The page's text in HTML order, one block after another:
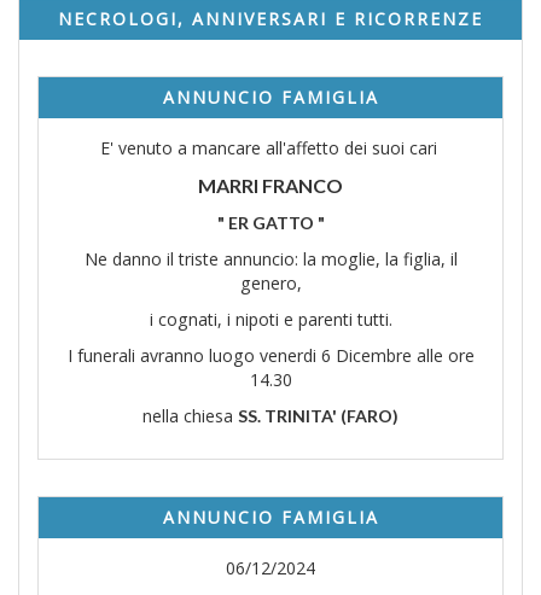
NECROLOGI, ANNIVERSARI E RICORRENZE
ANNUNCIO FAMIGLIA
E' venuto a mancare all'affetto dei suoi cari
MARRI FRANCO
" ER GATTO "
Ne danno il triste annuncio: la moglie, la figlia, il
genero,
i cognati, i nipoti e parenti tutti.
I funerali avranno luogo venerdi 6 Dicembre alle ore
14.30
nella chiesa SS. TRINITA' (FARO)
ANNUNCIO FAMIGLIA
06/12/2024